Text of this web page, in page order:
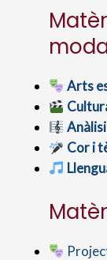
Arts
Cor i